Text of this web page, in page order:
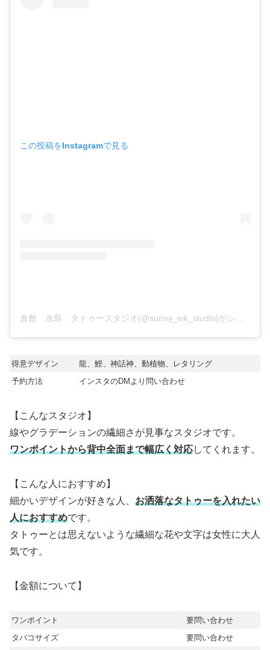
この投稿をInstagramで見る
倉敷 水島 タトゥースタジオ(@sunny_ink_studio)がシェアした投稿
得意デザイン
龍、鯉、神話神、動植物、レタリング
予約方法
インスタのDMより問い合わせ
【こんなスタジオ】
線やグラデーションの繊細さが見事なスタジオです。
ワンポイントから背中全面まで幅広く対応してくれます。
【こんな人におすすめ】
細かいデザインが好きな人、 お洒落なタトゥーを入れたい
人におすすめです。
タトゥーとは思えないような繊細な花や文字は女性に大人
気です。
【金額について】
ワンポイント
要問い合わせ
タバコサイズ
要問い合わせ